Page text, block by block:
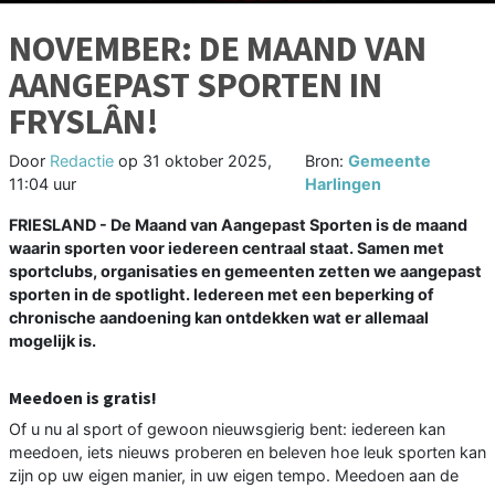
NOVEMBER: DE MAAND VAN
AANGEPAST SPORTEN IN
FRYSLÂN!
Door Redactie op 31 oktober 2025,
11:04 uur
Bron: Gemeente
Harlingen
FRIESLAND - De Maand van Aangepast Sporten is de maand
waarin sporten voor iedereen centraal staat. Samen met
sportclubs, organisaties en gemeenten zetten we aangepast
sporten in de spotlight. Iedereen met een beperking of
chronische aandoening kan ontdekken wat er allemaal
mogelijk is.
Meedoen is gratis!
Of u nu al sport of gewoon nieuwsgierig bent: iedereen kan
meedoen, iets nieuws proberen en beleven hoe leuk sporten kan
zijn op uw eigen manier, in uw eigen tempo. Meedoen aan de